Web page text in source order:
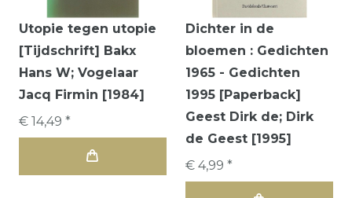
Utopie tegen utopie
[Tijdschrift] Bakx
Hans W; Vogelaar
Jacq Firmin [1984]
€ 14,49 *
Dichter in de
bloemen : Gedichten
1965 - Gedichten
1995 [Paperback]
Geest Dirk de; Dirk
de Geest [1995]
€ 4,99 *